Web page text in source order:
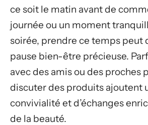
ce soit le matin avant de
journée ou un moment
soirée, prendre ce temps peut
pause bien-être précieuse.
avec des amis ou des proches
discuter des produits ajoutent
convivialité et d’échanges
de la beauté.